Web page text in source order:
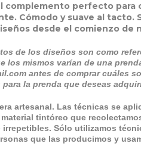
complemento perfecto para
Cómodo y suave al tacto.
desde el comienzo de
de los diseños son como
los mismos varían de una
antes de comprar cuáles
la prenda que deseas
artesanal. Las técnicas se
tintóreo que
Sólo utilizamos
que las producimos y